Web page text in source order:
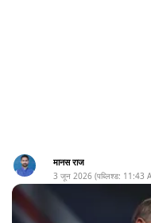
मानस राज
3 जून 2026 (पब्लिश्ड: 11:43